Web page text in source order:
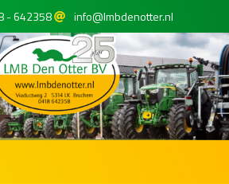
- 642358 info@lmbdenotter.nl